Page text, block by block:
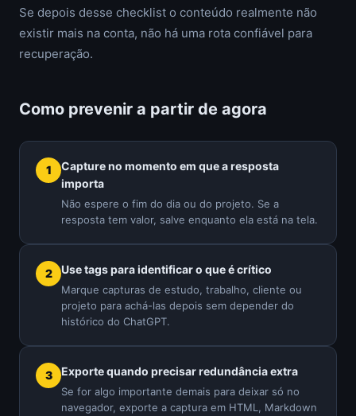
Se depois desse checklist o conteúdo realmente não
existir mais na conta, não há uma rota confiável para
recuperação.
Como prevenir a partir de agora
Capture no momento em que a resposta
importa
Não espere o fim do dia ou do projeto. Se a
resposta tem valor, salve enquanto ela está na tela.
Use tags para identificar o que é crítico
Marque capturas de estudo, trabalho, cliente ou
projeto para achá-las depois sem depender do
histórico do ChatGPT.
Exporte quando precisar redundância extra
Se for algo importante demais para deixar só no
navegador, exporte a captura em HTML, Markdown